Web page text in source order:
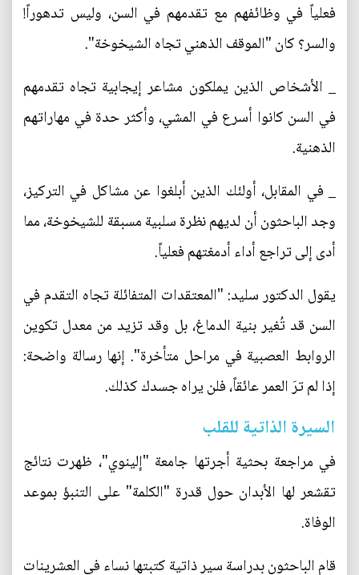
فعلياً في وظائفهم مع تقدمهم في السن، وليس تدهوراً!
والسر؟ كان "الموقف الذهني تجاه الشيخوخة".
_ الأشخاص الذين يملكون مشاعر إيجابية تجاه تقدمهم
في السن كانوا أسرع في المشي، وأكثر حدة في مهاراتهم
الذهنية.
_ في المقابل، أولئك الذين أبلغوا عن مشاكل في التركيز،
وجد الباحثون أن لديهم نظرة سلبية مسبقة للشيخوخة، مما
أدى إلى تراجع أداء أدمغتهم فعلياً.
يقول الدكتور سليد: "المعتقدات المتفائلة تجاه التقدم في
السن قد تُغير بنية الدماغ، بل وقد تزيد من معدل تكوين
الروابط العصبية في مراحل متأخرة". إنها رسالة واضحة:
إذا لم ترَ العمر عائقاً، فلن يراه جسدك كذلك.
السيرة الذاتية للقلب
في مراجعة بحثية أجرتها جامعة "إلينوي"، ظهرت نتائج
تقشعر لها الأبدان حول قدرة "الكلمة" على التنبؤ بموعد
الوفاة.
قام الباحثون بدراسة سير ذاتية كتبتها نساء في العشرينات